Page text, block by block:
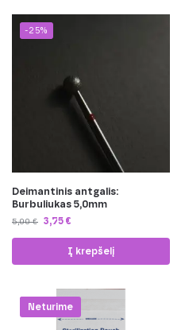
-25%
Deimantinis antgalis:
Burbuliukas 5,0mm
5,00€ 3,75 €
Į krepšelį
-20%
Neturime